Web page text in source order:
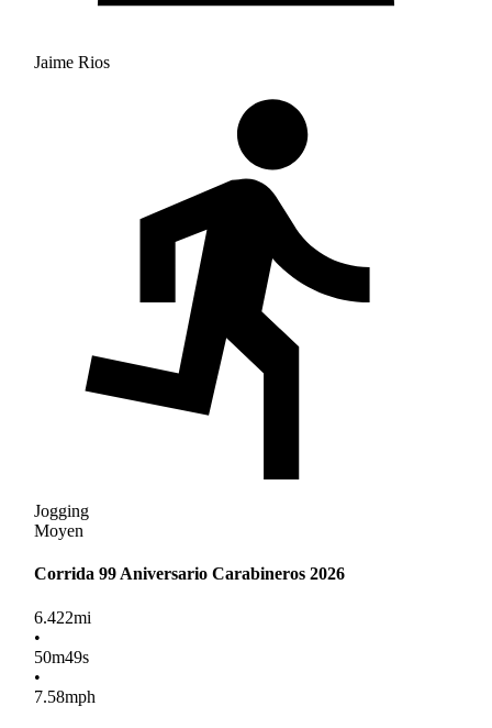
Jaime Rios
Jogging
Moyen
Corrida 99 Aniversario Carabineros 2026
6.422mi
•
50m49s
•
7.58mph